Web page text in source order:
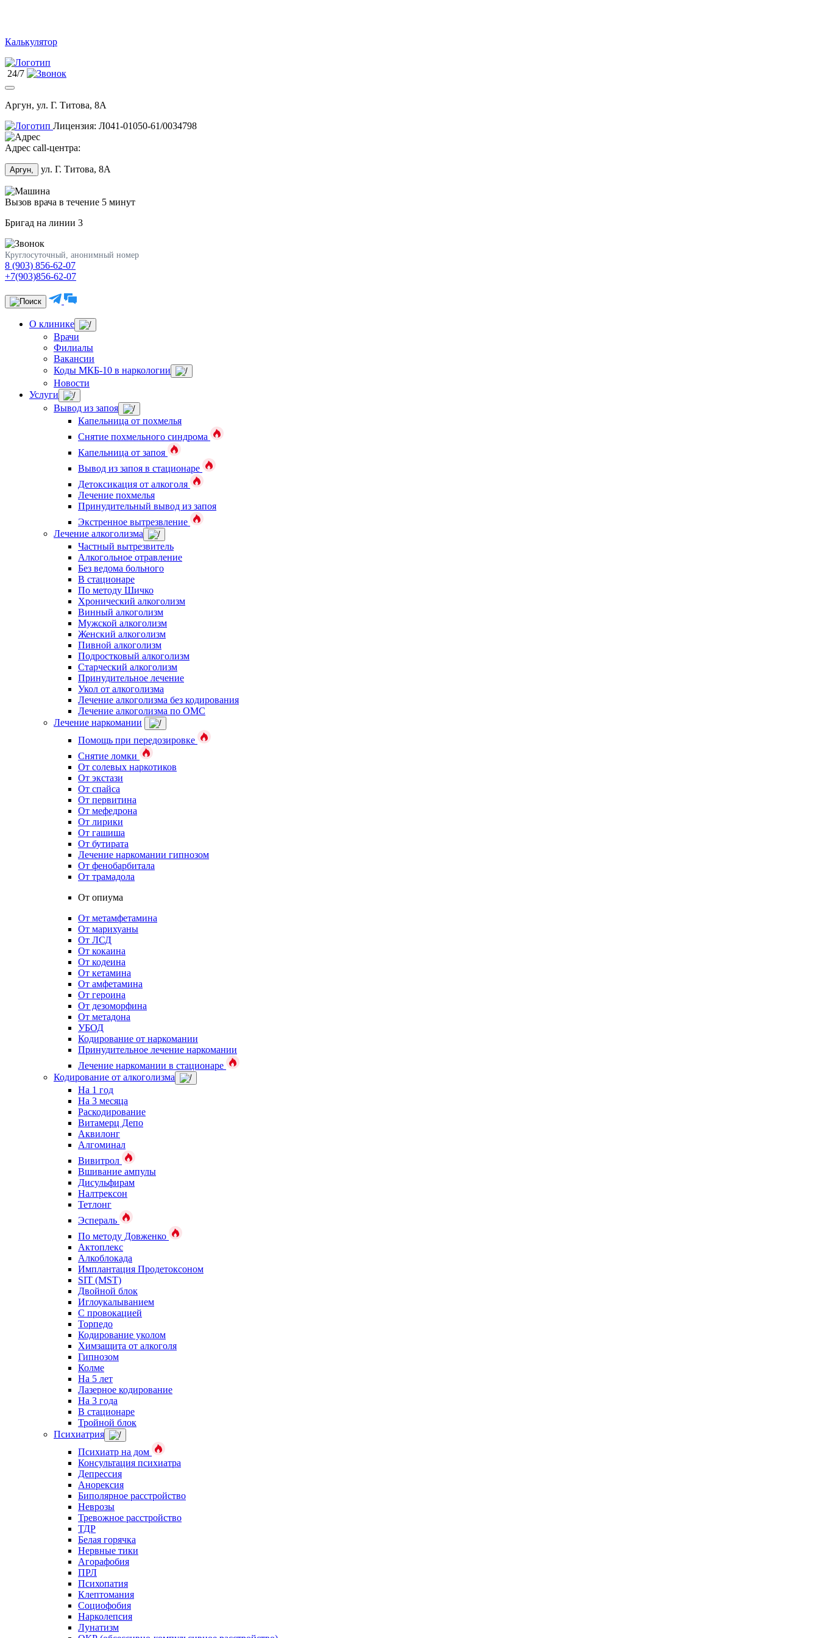
Калькулятор
24/7
Аргун, ул. Г. Титова, 8А
Лицензия: Л041-01050-61/0034798
Адрес call-центра:
Аргун, ул. Г. Титова, 8А
Вызов врача в течение 5 минут
Бригад на линии 3
Круглосуточный, анонимный номер
8 (903) 856-62-07
+7(903)856-62-07
О клинике
Врачи
Филиалы
Вакансии
Коды МКБ-10 в наркологии
Новости
Услуги
Вывод из запоя
Капельница от похмелья
Снятие похмельного синдрома
Капельница от запоя
Вывод из запоя в стационаре
Детоксикация от алкоголя
Лечение похмелья
Принудительный вывод из запоя
Экстренное вытрезвление
Лечение алкоголизма
Частный вытрезвитель
Алкогольное отравление
Без ведома больного
В стационаре
По методу Шичко
Хронический алкоголизм
Винный алкоголизм
Мужской алкоголизм
Женский алкоголизм
Пивной алкоголизм
Подростковый алкоголизм
Старческий алкоголизм
Принудительное лечение
Укол от алкоголизма
Лечение алкоголизма без кодирования
Лечение алкоголизма по ОМС
Лечение наркомании
Помощь при передозировке
Снятие ломки
От солевых наркотиков
От экстази
От спайса
От первитина
От мефедрона
От лирики
От гашиша
От бутирата
Лечение наркомании гипнозом
От фенобарбитала
От трамадола
От опиума
От метамфетамина
От марихуаны
От ЛСД
От кокаина
От кодеина
От кетамина
От амфетамина
От героина
От дезоморфина
От метадона
УБОД
Кодирование от наркомании
Принудительное лечение наркомании
Лечение наркомании в стационаре
Кодирование от алкоголизма
На 1 год
На 3 месяца
Раскодирование
Витамерц Депо
Аквилонг
Алгоминал
Вивитрол
Вшивание ампулы
Дисульфирам
Налтрексон
Тетлонг
Эспераль
По методу Довженко
Актоплекс
Алкоблокада
Имплантация Продетоксоном
SIT (MST)
Двойной блок
Иглоукалыванием
С провокацией
Торпедо
Кодирование уколом
Химзащита от алкоголя
Гипнозом
Колме
На 5 лет
Лазерное кодирование
На 3 года
В стационаре
Тройной блок
Психиатрия
Психиатр на дом
Консультация психиатра
Депрессия
Анорексия
Биполярное расстройство
Неврозы
Тревожное расстройство
ТДР
Белая горячка
Нервные тики
Агорафобия
ПРЛ
Психопатия
Клептомания
Социофобия
Нарколепсия
Лунатизм